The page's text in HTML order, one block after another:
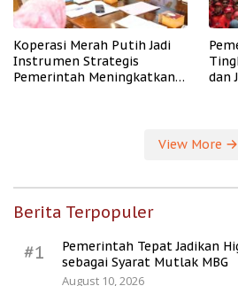
Koperasi Merah Putih Jadi
Instrumen Strategis
Pemerintah Meningkatkan
dan
View More
Berita Terpopuler
#1
Pemerintah Tepat Jadikan
sebagai Syarat Mutlak MBG
August 10, 2026